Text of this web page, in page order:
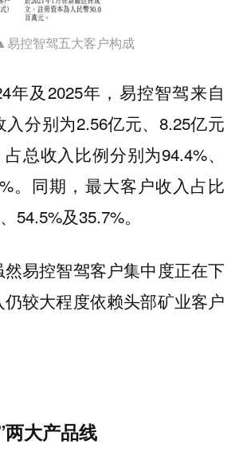
易控智驾五大客户构成
年及2025年，易控智驾来自
分别为2.56亿元、8.25亿元
总收入比例分别为94.4%、
。同期，最大客户收入占比
54.5%及35.7%。
易控智驾客户集中度正在下
较大程度依赖头部矿业客户
两大产品线